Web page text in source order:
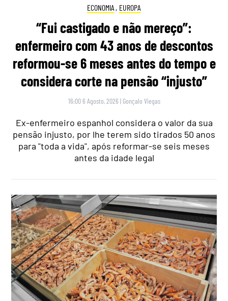
ECONOMIA , EUROPA
“Fui castigado e não mereço”:
enfermeiro com 43 anos de descontos
reformou-se 6 meses antes do tempo e
considera corte na pensão “injusto”
16:00 6 Agosto, 2026 | Gonçalo Viegas
Ex-enfermeiro espanhol considera o valor da sua
pensão injusto, por lhe terem sido tirados 50 anos
para "toda a vida", após reformar-se seis meses
antes da idade legal